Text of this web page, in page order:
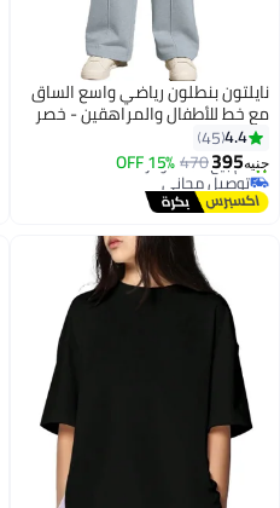
نايلتون بنطلون رياضي واسع الساق
مع خط للأطفال والمراهقين - خصر
مرتفع - جيوب جانبية برباط للبنات
4.4
45
جنيه395
470
15% OFF
توصيل مجاني
تم بيع +20 مؤخرًا
توصيل مجاني